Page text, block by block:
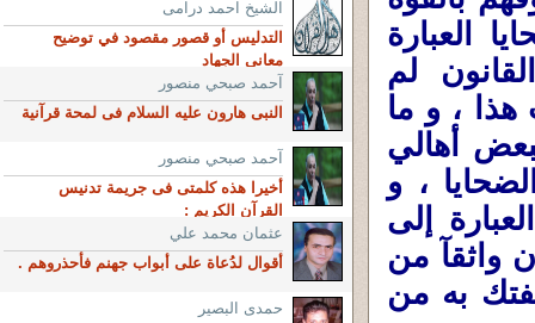
العبارة
لم
، و ما
أهالي
، و
إلى
واثقآ من
به من
الشيخ احمد درامى
التدليس أو قصور مقصود في توضيح
معاني الجهاد
آحمد صبحي منصور
النبى هارون عليه السلام فى لمحة قرآنية
آحمد صبحي منصور
أخيرا هذه كلمتى فى جريمة تدنيس
القرآن الكريم :
عثمان محمد علي
أقوال لدُعاة على أبواب جهنم فأحذروهم .
حمدى البصير